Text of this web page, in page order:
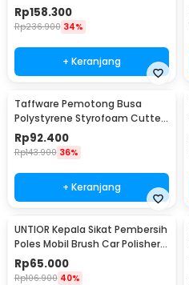
Touchless Sensor 280ml - FK-
008
Rp158.300
Rp236.900 34%
+ Keranjang
Taffware Pemotong Busa
Polystyrene Styrofoam Cutter
15W 405mm - CT25
Rp92.400
Rp143.900 36%
+ Keranjang
UNTIOR Kepala Sikat Pembersih
Poles Mobil Brush Car Polisher
Kit 9 PCS - DB009
Rp65.000
Rp106.900 40%